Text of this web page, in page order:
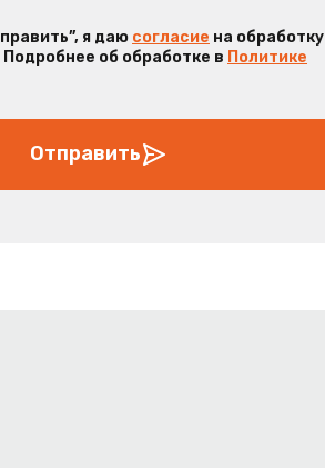
я даю согласие на обработку
об обработке в Политике
Отправить